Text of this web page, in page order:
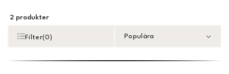
2 produkter
Filter(0) Populära